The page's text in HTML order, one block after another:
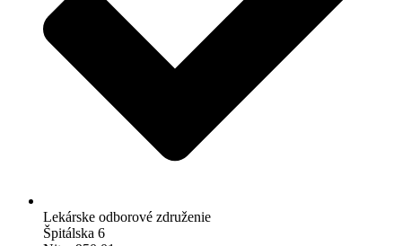
Lekárske odborové združenie
Špitálska 6